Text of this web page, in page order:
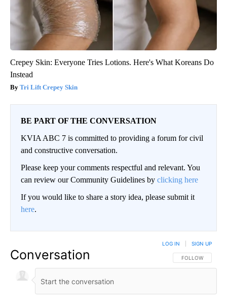
Crepey Skin: Everyone Tries Lotions. Here's What Koreans Do
Instead
Tri Lift Crepey Skin
BE PART OF THE CONVERSATION
KVIA ABC 7 is committed to providing a forum for civil
and constructive conversation.
Please keep your comments respectful and relevant. You
can review our Community Guidelines by clicking here
If you would like to share a story idea, please submit it
here.
Conversation FOLLOW THIS
FOLLOW
LOG IN SIGN UP